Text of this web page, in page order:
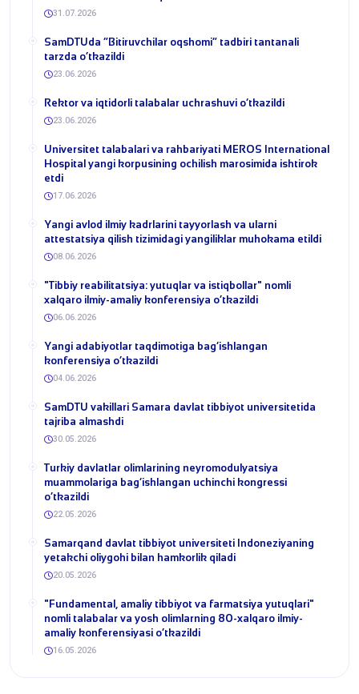
31.07.2026
​SamDTUda “Bitiruvchilar oqshomi” tadbiri tantanali
tarzda o‘tkazildi
23.06.2026
​Rektor va iqtidorli talabalar uchrashuvi o‘tkazildi
23.06.2026
Universitet talabalari va rahbariyati MEROS International
Hospital yangi korpusining ochilish marosimida ishtirok
etdi
17.06.2026
Yangi avlod ilmiy kadrlarini tayyorlash va ularni
attestatsiya qilish tizimidagi yangiliklar muhokama etildi
08.06.2026
​"Tibbiy reabilitatsiya: yutuqlar va istiqbollar" nomli
xalqaro ilmiy-amaliy konferensiya o‘tkazildi
06.06.2026
​Yangi adabiyotlar taqdimotiga bag‘ishlangan
konferensiya o‘tkazildi
04.06.2026
SamDTU vakillari Samara davlat tibbiyot universitetida
tajriba almashdi
30.05.2026
​Turkiy davlatlar olimlarining neyromodulyatsiya
muammolariga bag‘ishlangan uchinchi kongressi
o‘tkazildi
22.05.2026
Samarqand davlat tibbiyot universiteti Indoneziyaning
yetakchi oliygohi bilan hamkorlik qiladi
20.05.2026
​"Fundamental, amaliy tibbiyot va farmatsiya yutuqlari"
nomli talabalar va yosh olimlarning 80-xalqaro ilmiy-
amaliy konferensiyasi o‘tkazildi
16.05.2026